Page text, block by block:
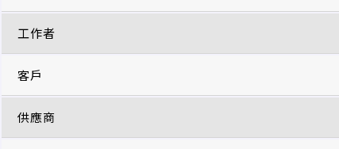
工作者
客戶
供應商